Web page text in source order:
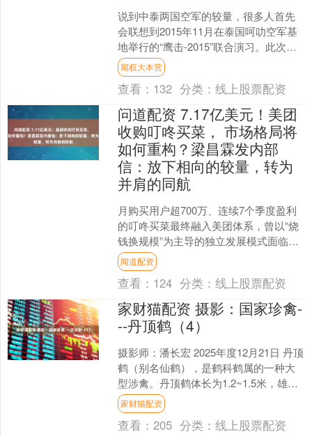
说到中泰两国空军的较量，很多人首先
会联想到2015年11月在泰国呵叻空军基
地举行的“鹰击-2015”联合演习。此次演
习标志着中泰军事合作的首次正式展
开，也是中国....
期权大本营
查看： 132 分类：线上股票配资
问道配资 7.17亿美元！美团
收购叮咚买菜， 市场格局将
如何重构？梁昌霖发内部
信：放下相向的较量，转为
并肩的同航
月购买用户超700万、连续7个季度盈利
的叮咚买菜最终融入美团体系，曾以“烧
钱换规模”为主导的独立发展模式面临深
刻转型，行业竞争正进入由巨头生态主
导的新阶段。 （....
闻道配资
查看： 124 分类：线上股票配资
家财猫配资 摄影：国家珍禽-
--丹顶鹤（4）
摄影师：潘长宏 2025年度12月21日 丹顶
鹤（别名仙鹤），是鹤科鹤属的一种大
型涉禽。丹顶鹤体长为1.2~1.5米，雄性
较雌性稍大一些，颈部两侧各有一条灰
黑色....
家财猫配资
查看：205 分类：线上股票配资